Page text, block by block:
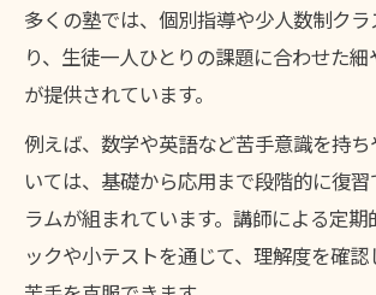
多くの塾では、個別指導や少人数制ク
り、生徒一人ひとりの課題に合わせた
が提供されています。
例えば、数学や英語など苦手意識を持
いては、基礎から応用まで段階的に復
ラムが組まれています。講師による定
ックや小テストを通じて、理解度を確